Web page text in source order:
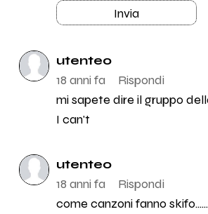
Invia
utente0
18 anni fa
Rispondi
mi sapete dire il gruppo
I can't
utente0
18 anni fa
Rispondi
come canzoni fanno